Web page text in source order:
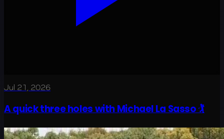
Jul 21, 2026
A quick three holes with Michael La Sasso 🏌